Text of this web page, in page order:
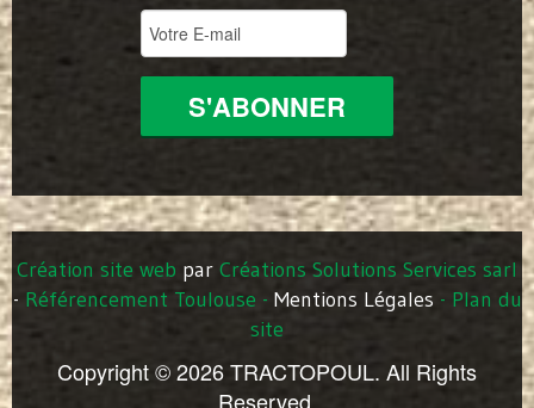
Création site web par Créations Solutions Services sarl
- Référencement Toulouse - Mentions Légales - Plan du
site
Copyright © 2026 TRACTOPOUL. All Rights
Reserved.